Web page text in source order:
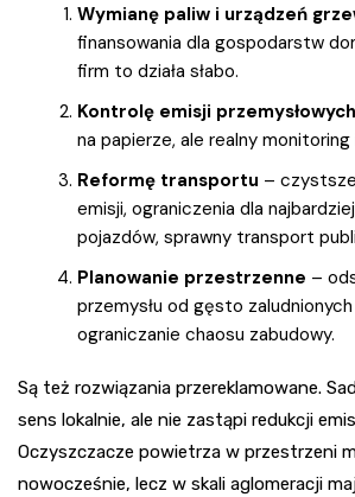
Wymianę paliw i urządzeń
finansowania dla gospodarstw
firm to działa słabo.
Kontrolę emisji przemysłowych
na papierze, ale realny monitoring
Reformę transportu –
emisji, ograniczenia dla
pojazdów, sprawny transport
Planowanie przestrzenne –
przemysłu od gęsto
ograniczanie chaosu zabudowy.
Są też rozwiązania przereklamowane.
sens lokalnie, ale nie zastąpi redukcji
Oczyszczacze powietrza w przestrzeni
nowocześnie, lecz w skali aglomeracji